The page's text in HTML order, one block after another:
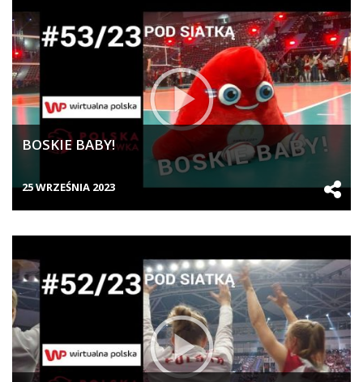
BOSKIE BABY!
25 WRZEŚNIA 2023